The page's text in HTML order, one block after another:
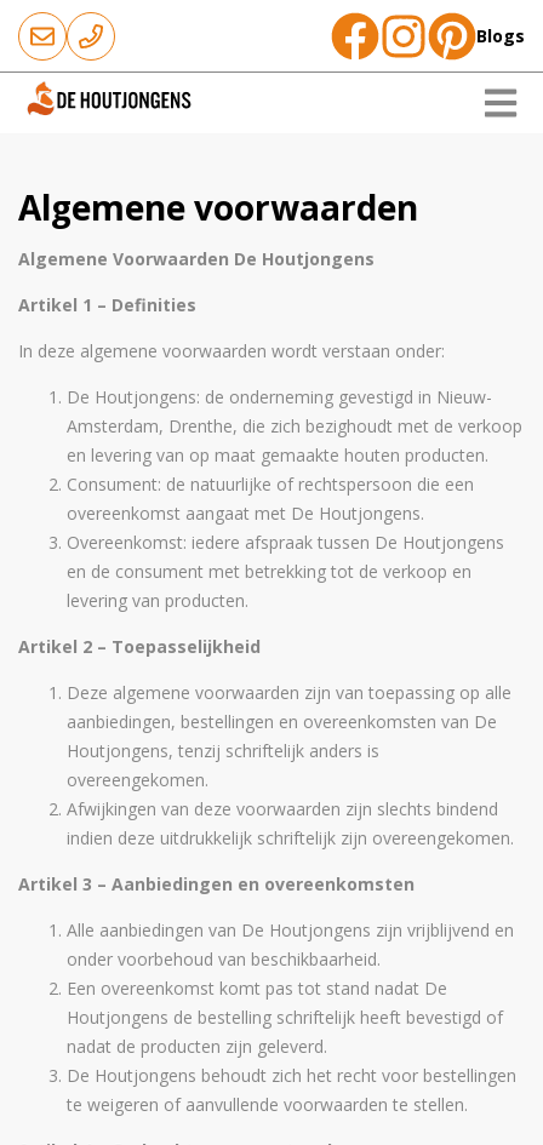
Blogs
Algemene voorwaarden
Algemene Voorwaarden De Houtjongens
Artikel 1 – Definities
In deze algemene voorwaarden wordt verstaan onder:
De Houtjongens: de onderneming gevestigd in Nieuw-
Amsterdam, Drenthe, die zich bezighoudt met de verkoop
en levering van op maat gemaakte houten producten.
Consument: de natuurlijke of rechtspersoon die een
overeenkomst aangaat met De Houtjongens.
Overeenkomst: iedere afspraak tussen De Houtjongens
en de consument met betrekking tot de verkoop en
levering van producten.
Artikel 2 – Toepasselijkheid
Deze algemene voorwaarden zijn van toepassing op alle
aanbiedingen, bestellingen en overeenkomsten van De
Houtjongens, tenzij schriftelijk anders is
overeengekomen.
Afwijkingen van deze voorwaarden zijn slechts bindend
indien deze uitdrukkelijk schriftelijk zijn overeengekomen.
Artikel 3 – Aanbiedingen en overeenkomsten
Alle aanbiedingen van De Houtjongens zijn vrijblijvend en
onder voorbehoud van beschikbaarheid.
Een overeenkomst komt pas tot stand nadat De
Houtjongens de bestelling schriftelijk heeft bevestigd of
nadat de producten zijn geleverd.
De Houtjongens behoudt zich het recht voor bestellingen
te weigeren of aanvullende voorwaarden te stellen.